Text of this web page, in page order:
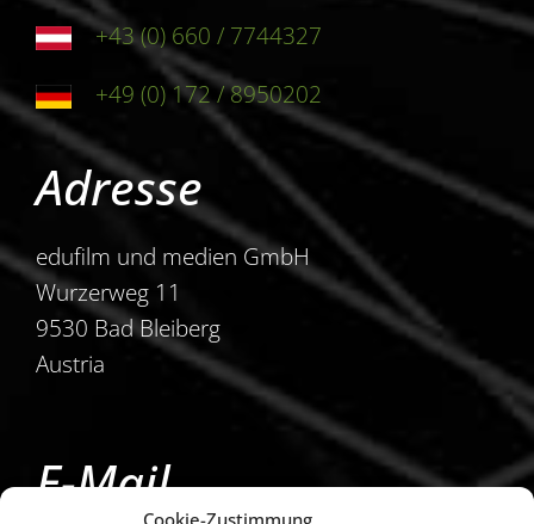
Cookie-Zustimmung
+43 (0) 660 / 7744327
+49 (0) 172 / 8950202
Adresse
edufilm und medien GmbH
Wurzerweg 11
9530 Bad Bleiberg
Austria
E-Mail